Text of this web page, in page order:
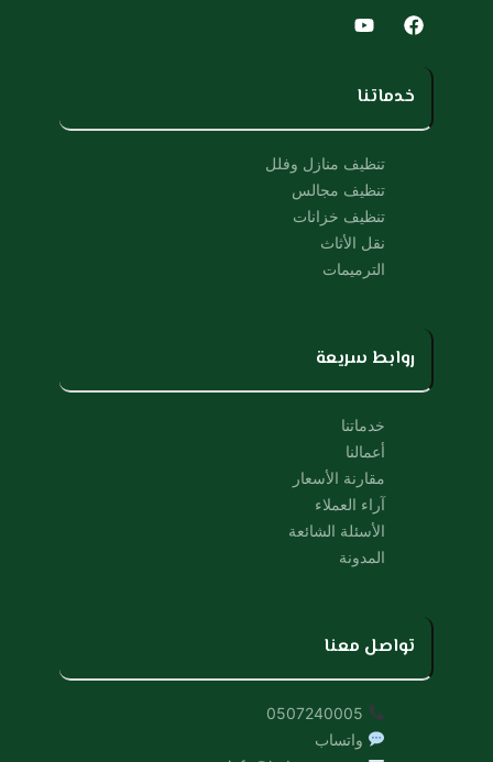
F
a
b
o
Y
o
u
e
خدماتنا
تنظيف منازل وفلل
تنظيف مجالس
تنظيف خزانات
نقل الأثاث
الترميمات
روابط سريعة
خدماتنا
أعمالنا
مقارنة الأسعار
آراء العملاء
الأسئلة الشائعة
المدونة
تواصل معنا
واتساب